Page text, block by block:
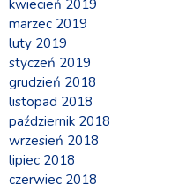
kwiecień 2019
marzec 2019
luty 2019
styczeń 2019
grudzień 2018
listopad 2018
październik 2018
wrzesień 2018
lipiec 2018
czerwiec 2018